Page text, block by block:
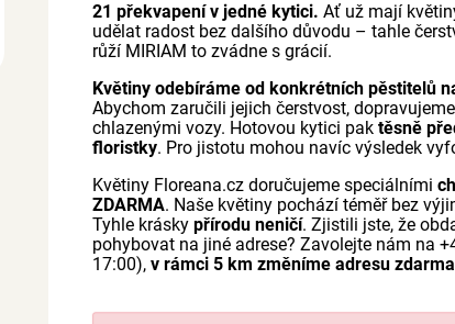
21 překvapení v jedné kytici. Ať už mají
udělat radost bez dalšího důvodu – tahle
růží MIRIAM to zvádne s grácií.
Květiny odebíráme od konkrétních pěstitelů
Abychom zaručili jejich čerstvost,
chlazenými vozy. Hotovou kytici paktěsně
floristky. Pro jistotu mohou navíc výsledek
Květiny Floreana.cz doručujeme speciálními
ZDARMA. Naše květiny pochází téměř bez
Tyhle kráskypřírodu neničí. Zjistili jste, že
pohybovat na jiné adrese? Zavolejte nám na
17:00),v rámci 5 km změníme adresu zdarma